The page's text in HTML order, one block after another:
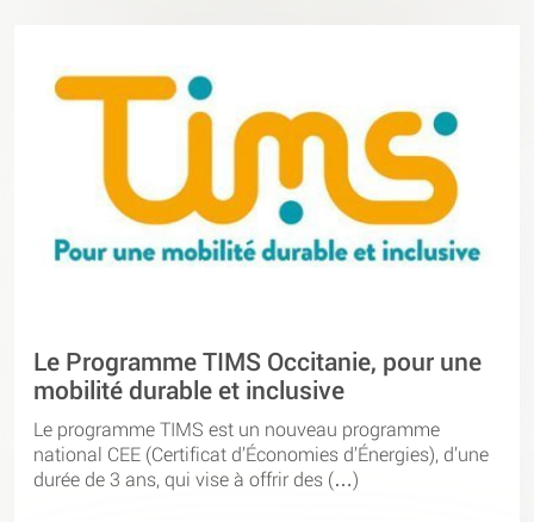
Le Programme TIMS Occitanie, pour une
mobilité durable et inclusive
Le programme TIMS est un nouveau programme
national CEE (Certificat d’Économies d’Énergies), d’une
durée de 3 ans, qui vise à offrir des (…)